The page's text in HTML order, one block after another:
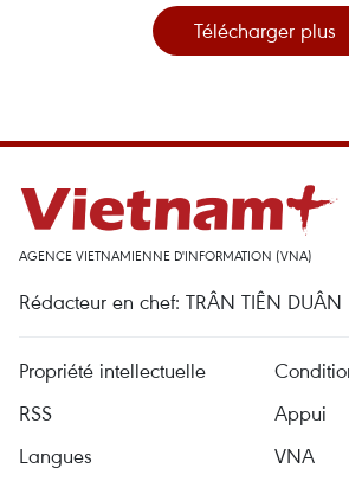
Télécharger plus
AGENCE VIETNAMIENNE D'INFORMATION (VNA)
Rédacteur en chef: TRÂN TIÊN DUÂN
Propriété intellectuelle
RSS
Appui
Langues
VNA